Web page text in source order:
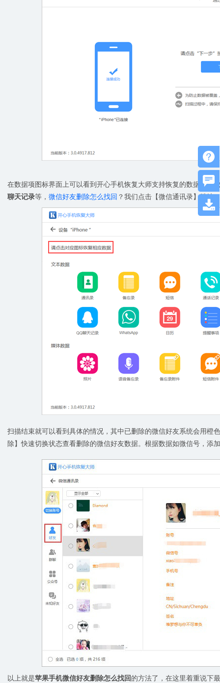
在数据项图标界面上可以看到开心手机恢复大师支持恢复的数据包括
聊天记录等， 微信好友删除怎么找回 ？我们点击【微信通讯录】继续；
扫描结束就可以看到具体的情况，其中已删除的微信好友系统会用橙
除】快速切换状态查看删除的微信好友数据。根据数据如微信号，添
以上就是苹果手机微信好友删除怎么找回的方法了，在这里着重说下


